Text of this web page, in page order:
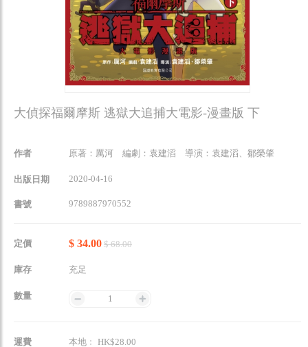
大偵探福爾摩斯 逃獄大追捕大電影-漫畫版 下
作者 原著：厲河 編劇：袁建滔 導演：袁建滔、鄒榮肇
出版日期 2020-04-16
書號 9789887970552
定價 $ 34.00 $ 68.00
庫存 充足
數量 1
運費
本地﹕ HK$28.00